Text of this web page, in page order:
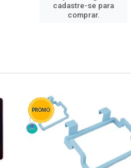
cadastre-se para
comprar.